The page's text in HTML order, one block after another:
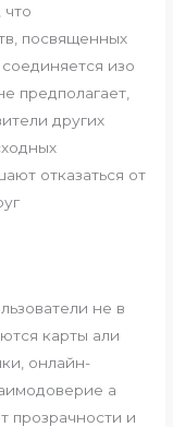
посвященных
изо
предполагает,
других
отказаться от
не в
карты али
онлайн-
а
прозрачности и